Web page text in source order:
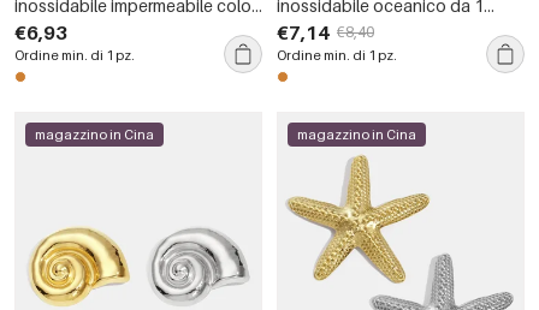
inossidabile impermeabile color
oro a forma di frutta
€6,93
Ordine min. di 1 pz.
inossidabile oceanico da 1
pezzo
€7,14 €8,40
Ordine min. di 1 pz.
magazzino in Cina magazzino in Cina